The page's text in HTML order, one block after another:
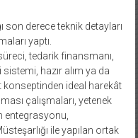
son derece teknik detayları
yaptı.
tedarik finansmanı,
hazır alım ya da
konseptinden ideal harekât
çalışmaları, yetenek
ile yapılan ortak